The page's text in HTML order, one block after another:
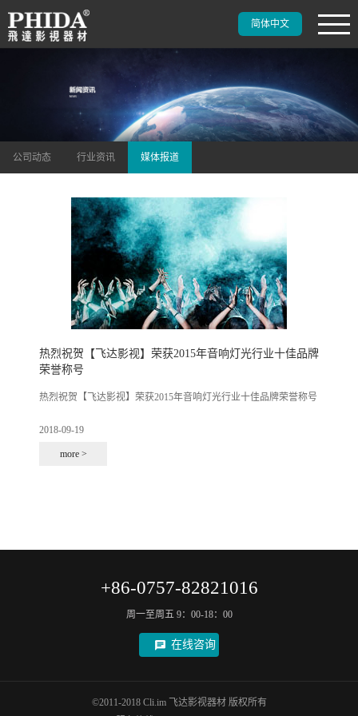
简体中文
公司动态 行业资讯 媒体报道
热烈祝贺【飞达影视】荣获2015年音响灯光行业十佳品牌
荣誉称号
热烈祝贺【飞达影视】荣获2015年音响灯光行业十佳品牌荣誉称号
2018-09-19
more >
+86-0757-82821016
周一至周五 9：00-18：00
在线咨询
©2011-2018 Cli.im 飞达影视器材 版权所有